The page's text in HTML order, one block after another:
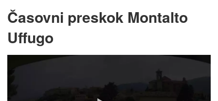
Časovni preskok Montalto
Uffugo